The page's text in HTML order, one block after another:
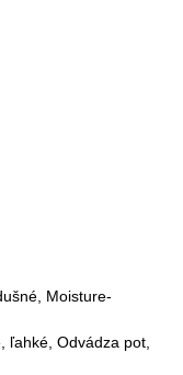
Moisture-
ľahké, Odvádza pot,